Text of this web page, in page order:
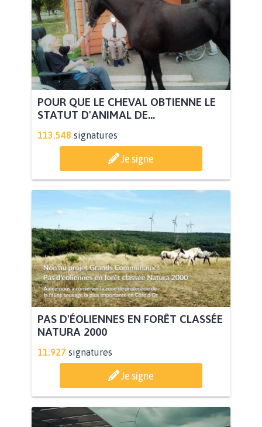
POUR QUE LE CHEVAL OBTIENNE LE
STATUT D'ANIMAL DE...
113.548 signatures
Je signe
PAS D'ÉOLIENNES EN FORÊT CLASSÉE
NATURA 2000
11.927 signatures
Je signe